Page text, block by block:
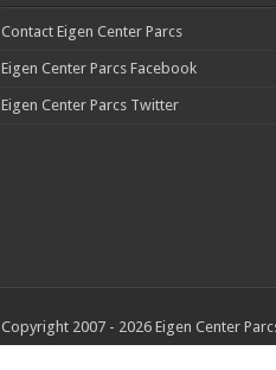
Contact Eigen Center Parcs
Eigen Center Parcs Facebook
Eigen Center Parcs Twitter
Copyright 2007 - 2026 Eigen Center